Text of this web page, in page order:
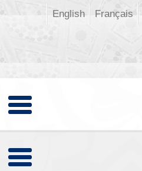
Français
English